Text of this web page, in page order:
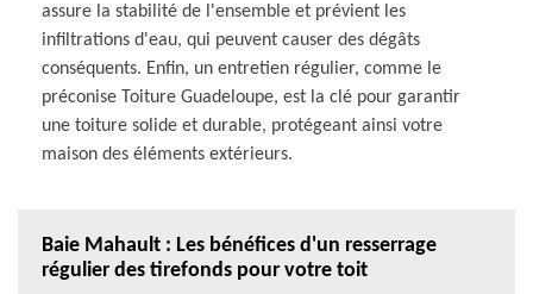
assure la stabilité de l'ensemble et prévient les
infiltrations d'eau, qui peuvent causer des dégâts
conséquents. Enfin, un entretien régulier, comme le
préconise Toiture Guadeloupe, est la clé pour garantir
une toiture solide et durable, protégeant ainsi votre
maison des éléments extérieurs.
Baie Mahault : Les bénéfices d'un resserrage
régulier des tirefonds pour votre toit